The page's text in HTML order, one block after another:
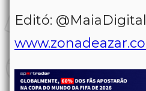
Editó: @MaiaDigital